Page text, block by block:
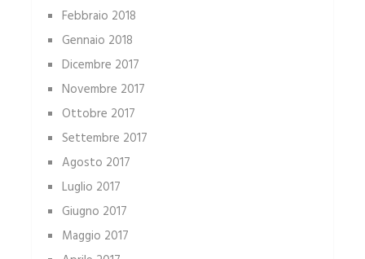
Febbraio 2018
Gennaio 2018
Dicembre 2017
Novembre 2017
Ottobre 2017
Settembre 2017
Agosto 2017
Luglio 2017
Giugno 2017
Maggio 2017